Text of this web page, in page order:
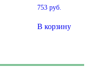
753руб.
В корзину